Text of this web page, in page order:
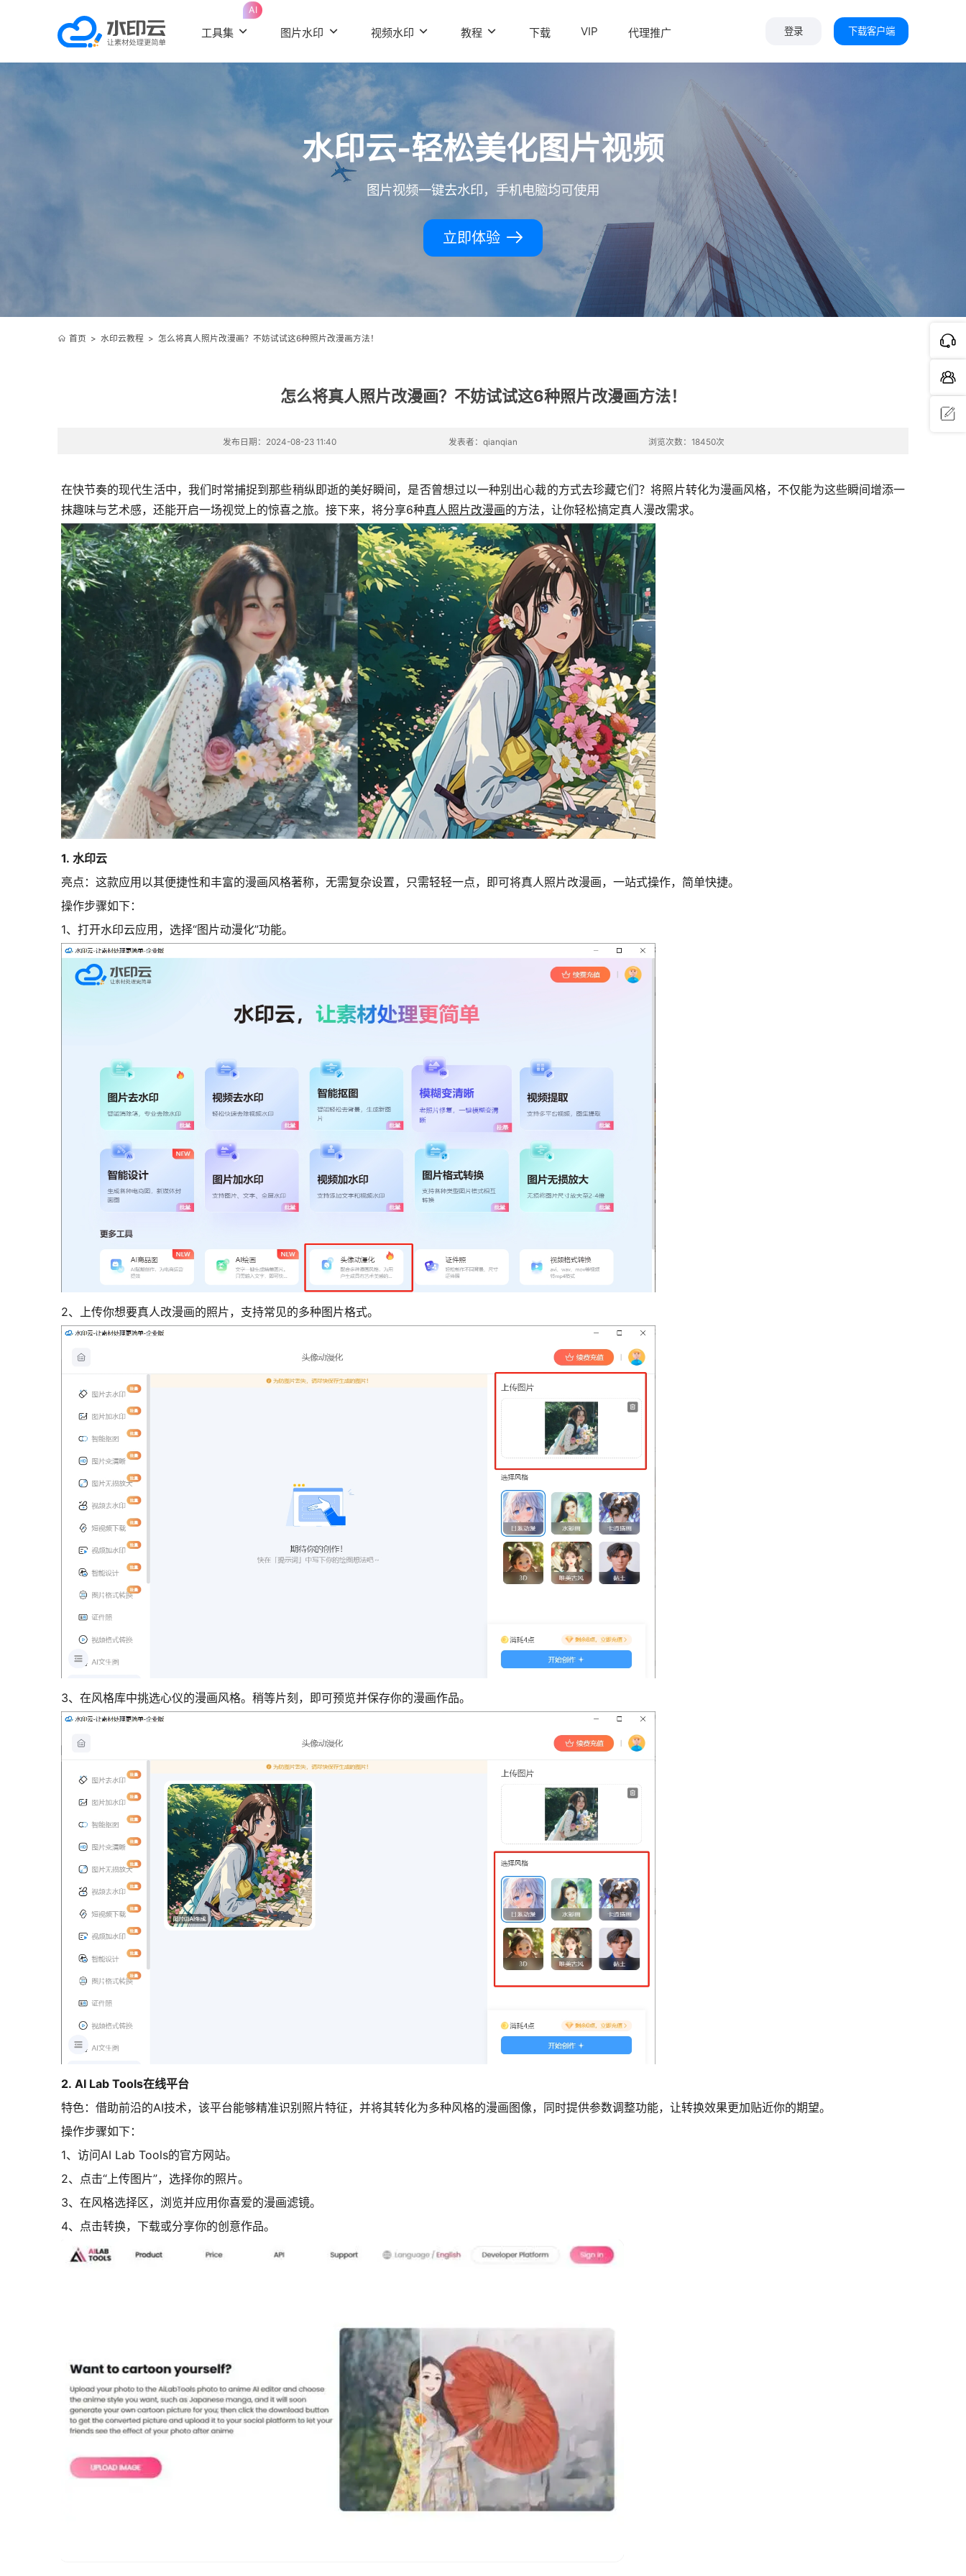
工具集
AI
图片水印 视频水印 教程 下载 VIP 代理推广 登录 下载客户端
水印云-轻松美化图片视频
图片视频一键去水印，手机电脑均可使用
立即体验
首页 > 水印云教程 > 怎么将真人照片改漫画？不妨试试这6种照片改漫画方法！
怎么将真人照片改漫画？不妨试试这6种照片改漫画方法！
发布日期：2024-08-23 11:40 发表者：qianqian 浏览次数：18450次
在快节奏的现代生活中，我们时常捕捉到那些稍纵即逝的美好瞬间，是否曾想过以一种别出心裁的方式去珍藏它们？将照片转化为漫画风格，不仅能为这些瞬间增添一
抹趣味与艺术感，还能开启一场视觉上的惊喜之旅。接下来，将分享6种真人照片改漫画的方法，让你轻松搞定真人漫改需求。
1. 水印云
亮点：这款应用以其便捷性和丰富的漫画风格著称，无需复杂设置，只需轻轻一点，即可将真人照片改漫画，一站式操作，简单快捷。
操作步骤如下：
1、打开水印云应用，选择“图片动漫化”功能。
2、上传你想要真人改漫画的照片，支持常见的多种图片格式。
3、在风格库中挑选心仪的漫画风格。稍等片刻，即可预览并保存你的漫画作品。
2. AI Lab Tools在线平台
特色：借助前沿的AI技术，该平台能够精准识别照片特征，并将其转化为多种风格的漫画图像，同时提供参数调整功能，让转换效果更加贴近你的期望。
操作步骤如下：
1、访问AI Lab Tools的官方网站。
2、点击“上传图片”，选择你的照片。
3、在风格选择区，浏览并应用你喜爱的漫画滤镜。
4、点击转换，下载或分享你的创意作品。